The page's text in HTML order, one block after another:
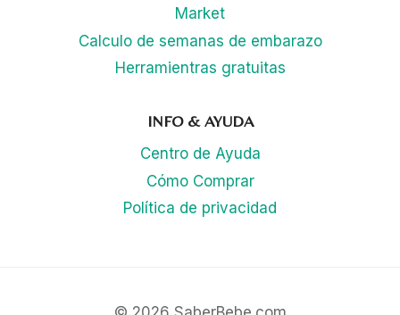
Market
Calculo de semanas de embarazo
Herramientras gratuitas
INFO & AYUDA
Centro de Ayuda
Cómo Comprar
Política de privacidad